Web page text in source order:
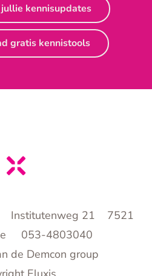
kennisupdates
gratis kennistools
Institutenweg 21 7521
053-4803040
de Demcon group